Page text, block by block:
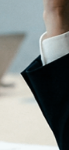
会場と業者、どっち
場をこなす私たちの
秀なスタッフを押さ
公開します。 2026